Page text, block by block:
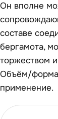
Он вполне
составе
бергамота,
торжеством
Объём/
применение.